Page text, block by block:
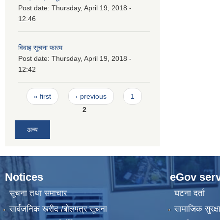
Post date: Thursday, April 19, 2018 -
12:46
विवाह सूचना फारम
Post date: Thursday, April 19, 2018 -
12:42
Pages
« first ‹ previous
1
2
अन्य
Notices
सूचना तथा समाचार
सार्वजनिक खरीद /बोलपत्र सूचना
eGov
घटना दर्ता
सामाजिक सुरक्षा